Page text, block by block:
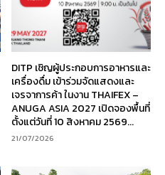
DITP เชิญผู้ประกอบการอาหารและ
เครื่องดื่ม เข้าร่วมจัดแสดงและ
เจรจาการค้า ในงาน THAIFEX –
ANUGA ASIA 2027 เปิดจองพื้นที่
ตั้งแต่วันที่ 10 สิงหาคม 2569...
21/07/2026